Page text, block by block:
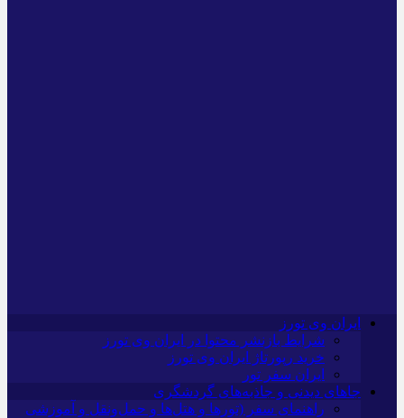
ایران وی تورز
شرایط بازنشر محتوا در ایران وی تورز
خرید رپورتاژ ایران وی تورز
ایران سفر تور
جاهای دیدنی و جاذبه‌های گردشگری
راهنمای سفر (تورها و هتل‌ها و حمل‌و‌نقل و آموزشی